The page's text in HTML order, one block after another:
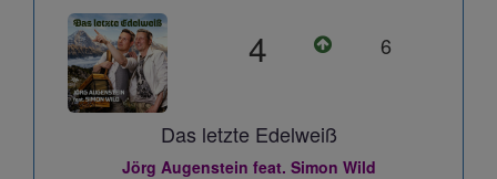
4 6
Das letzte Edelweiß
Jörg Augenstein feat. Simon Wild